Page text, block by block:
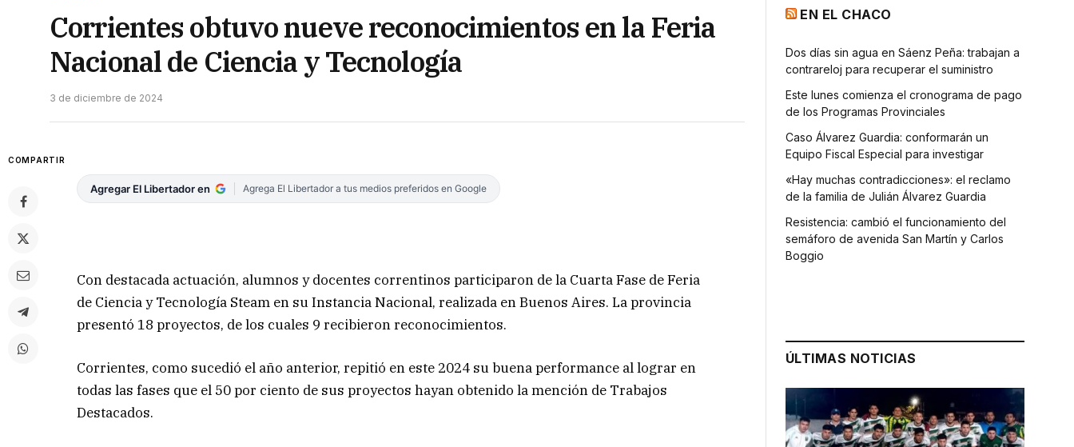
Corrientes obtuvo nueve reconocimientos en la Feria
Nacional de Ciencia y Tecnología
3 de diciembre de 2024
COMPARTIR
Agregar El Libertador en Agrega El Libertador a tus medios preferidos en Google
Con destacada actuación, alumnos y docentes correntinos participaron de la Cuarta Fase de Feria
de Ciencia y Tecnología Steam en su Instancia Nacional, realizada en Buenos Aires. La provincia
presentó 18 proyectos, de los cuales 9 recibieron reconocimientos.
Corrientes, como sucedió el año anterior, repitió en este 2024 su buena performance al lograr en
todas las fases que el 50 por ciento de sus proyectos hayan obtenido la mención de Trabajos
Destacados.
EN EL CHACO
Dos días sin agua en Sáenz Peña: trabajan a
contrareloj para recuperar el suministro
Este lunes comienza el cronograma de pago
de los Programas Provinciales
Caso Álvarez Guardia: conformarán un
Equipo Fiscal Especial para investigar
«Hay muchas contradicciones»: el reclamo
de la familia de Julián Álvarez Guardia
Resistencia: cambió el funcionamiento del
semáforo de avenida San Martín y Carlos
Boggio
ÚLTIMAS NOTICIAS